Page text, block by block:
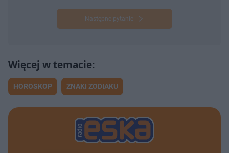
Następne pytanie
HOROSKOP ZNAKI ZODIAKU